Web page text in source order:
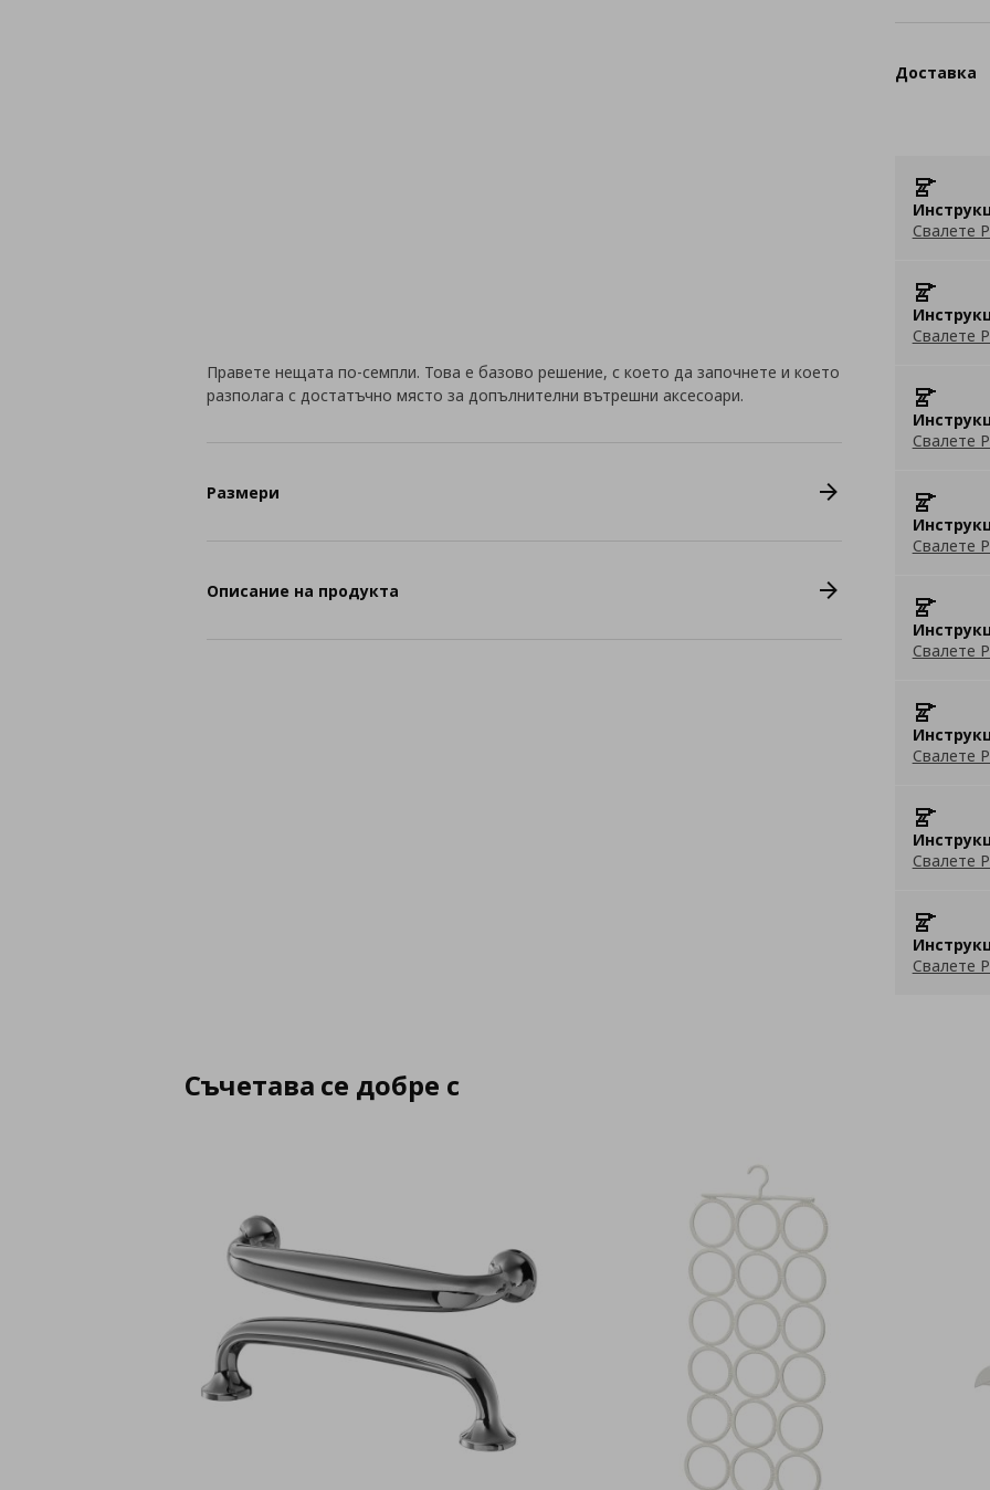
Доставка
Свалете
Свалете
Свалете
Свалете
Свалете
Свалете
Свалете
Свалете
Правете нещата по-семпли. Това е базово решение, с което да започнете и което
разполага с достатъчно място за допълнителни вътрешни аксесоари.
Размери
Описание на продукта
Съчетава се добре с